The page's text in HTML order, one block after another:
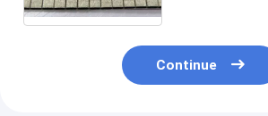
Continue